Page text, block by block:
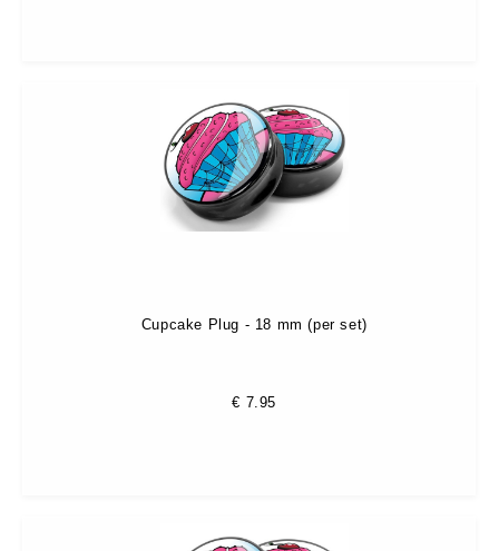
Cupcake Plug - 18 mm (per set)
€ 7.95